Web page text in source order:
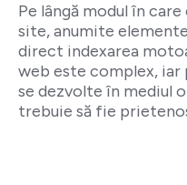
Pe lângă modul în
site, anumite
direct indexarea
web este complex, iar
se dezvolte în mediul
trebuie să fie